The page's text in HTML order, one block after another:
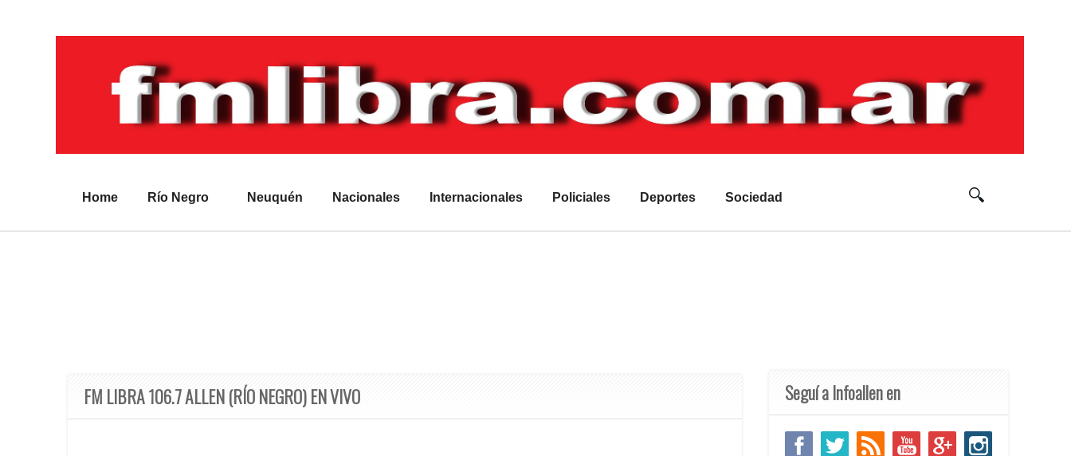
Home Río Negro Neuquén Nacionales Internacionales Policiales Deportes Sociedad
FM LIBRA 106.7 ALLEN (RÍO NEGRO) EN VIVO Seguí a Infoallen en